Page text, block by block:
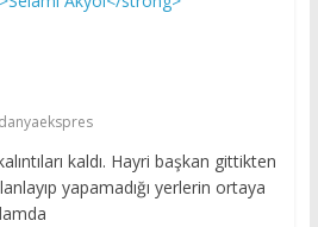
kaldı. Hayri başkan gittikten
yapamadığı yerlerin ortaya